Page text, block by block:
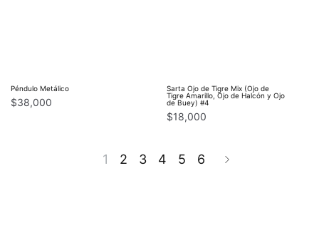
Péndulo Metálico
$38,000
Sarta Ojo de Tigre Mix (Ojo de
Tigre Amarillo, Ojo de Halcón y Ojo
de Buey) #4
$18,000
1 2 3 4 5 6